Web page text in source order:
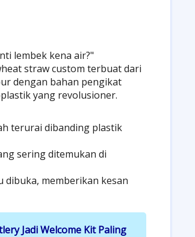
lembek kena air?"
straw custom terbuat dari
dengan bahan pengikat
yang revolusioner.
terurai dibanding plastik
sering ditemukan di
dibuka, memberikan kesan
Jadi Welcome Kit Paling